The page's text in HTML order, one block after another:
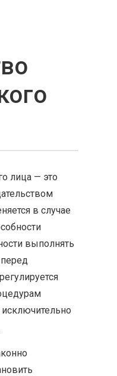
лица — это
в случае
выполнять
исключительно